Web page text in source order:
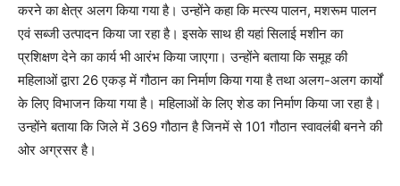
करने का क्षेत्र अलग किया गया है। उन्होंने कहा कि मत्स्य पालन, मशरूम पालन
एवं सब्जी उत्पादन किया जा रहा है। इसके साथ ही यहां सिलाई मशीन का
प्रशिक्षण देने का कार्य भी आरंभ किया जाएगा। उन्होंने बताया कि समूह की
महिलाओं द्वारा 26 एकड़ में गौठान का निर्माण किया गया है तथा अलग-अलग कार्यों
के लिए विभाजन किया गया है। महिलाओं के लिए शेड का निर्माण किया जा रहा है।
उन्होंने बताया कि जिले में 369 गौठान है जिनमें से 101 गौठान स्वावलंबी बनने की
ओर अग्रसर है।